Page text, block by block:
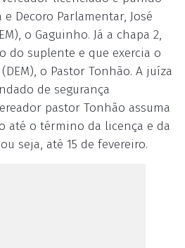
Decoro Parlamentar, José
o Gaguinho. Já a chapa 2,
do suplente e que exercia o
o Pastor Tonhão. A juíza
de segurança
pastor Tonhão assuma
até o término da licença e da
seja, até 15 de fevereiro.